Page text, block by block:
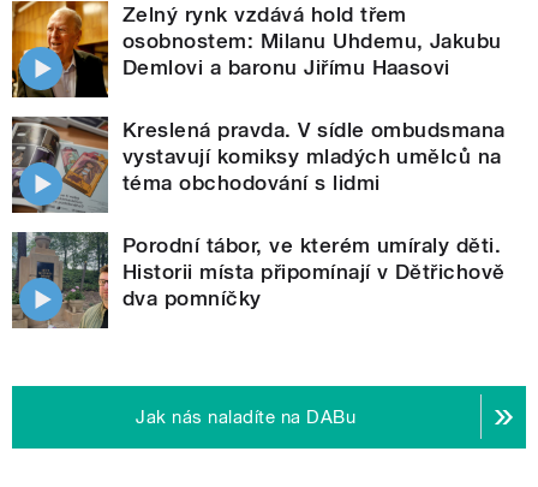
Zelný rynk vzdává hold třem
osobnostem: Milanu Uhdemu, Jakubu
Demlovi a baronu Jiřímu Haasovi
Kreslená pravda. V sídle ombudsmana
vystavují komiksy mladých umělců na
téma obchodování s lidmi
Porodní tábor, ve kterém umíraly děti.
Historii místa připomínají v Dětřichově
dva pomníčky
Jak nás naladíte na DABu